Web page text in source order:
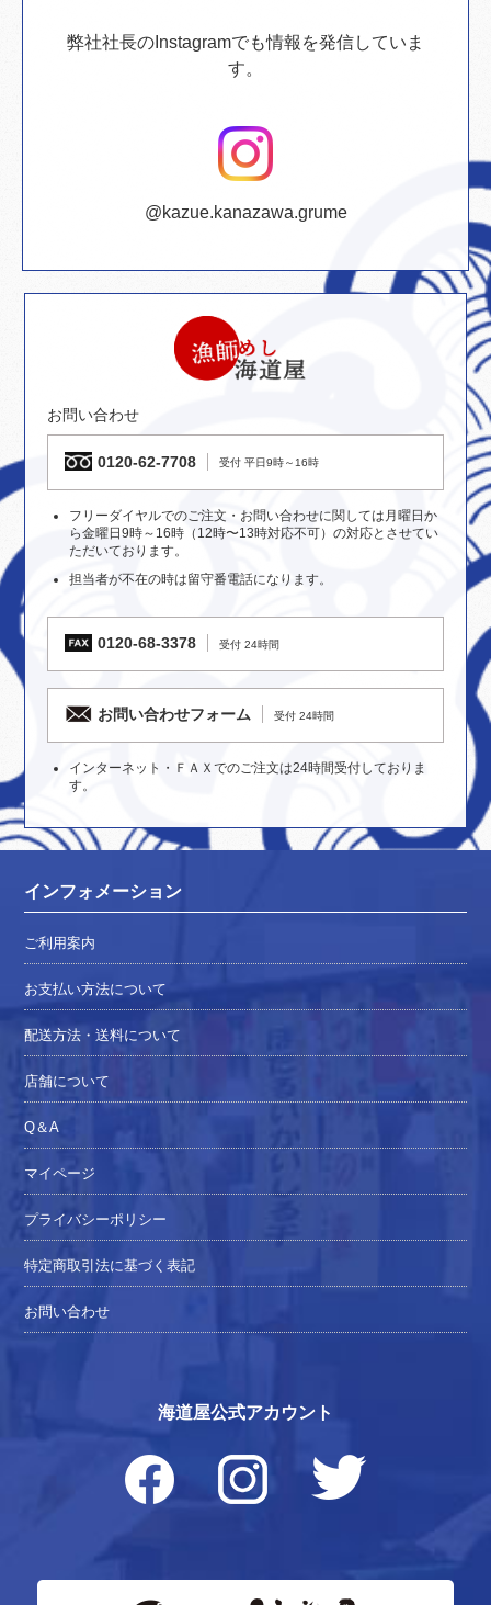
弊社社長のInstagramでも情報を発信していま
す。
@kazue.kanazawa.grume
お問い合わせ
0120-62-7708 受付 平日9時～16時
フリーダイヤルでのご注文・お問い合わせに関しては月曜日か
ら金曜日9時～16時（12時〜13時対応不可）の対応とさせてい
ただいております。
担当者が不在の時は留守番電話になります。
0120-68-3378 受付 24時間
お問い合わせフォーム 受付 24時間
インターネット・ＦＡＸでのご注文は24時間受付しておりま
す。
インフォメーション
ご利用案内
お支払い方法について
配送方法・送料について
店舗について
Q＆A
マイページ
プライバシーポリシー
特定商取引法に基づく表記
お問い合わせ
海道屋公式アカウント